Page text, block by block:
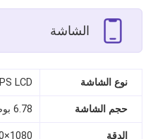
الشاشة
نوع الشاشة IPS LCD
حجم الشاشة 6.78 بوصة
الدقة 1080×2460